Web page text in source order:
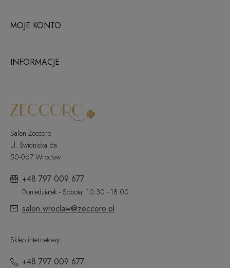
MOJE KONTO
INFORMACJE
Salon Zeccoro
ul. Świdnicka 6a
50-067 Wrocław
+48 797 009 677
Poniedziałek - Sobota: 10:30 - 18:00
salon.wroclaw@zeccoro.pl
Sklep internetowy
+48 797 009 677